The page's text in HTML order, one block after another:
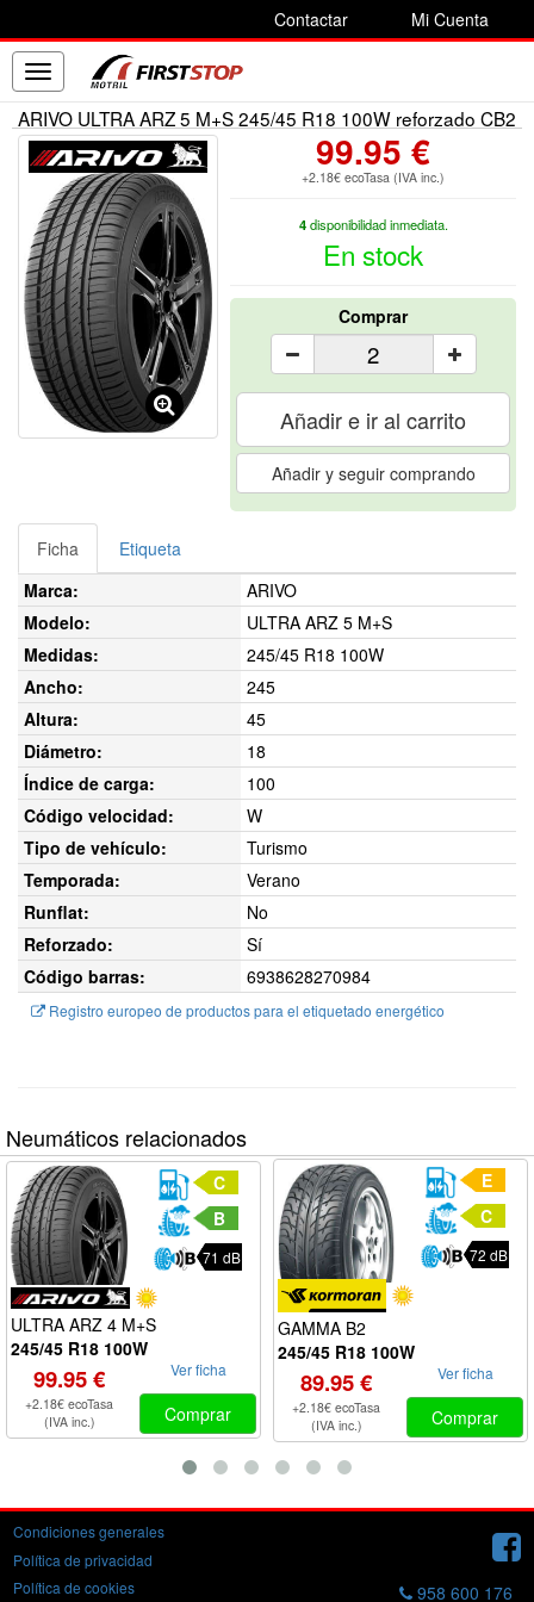
Contactar Mi Cuenta
Toggle
navigation
ARIVO ULTRA ARZ 5 M+S 245/45 R18 100W reforzado CB2
99.95 €
+2.18€ ecoTasa (IVA inc.)
4disponibilidad inmediata.
En stock
Comprar
Añadir e ir al carrito
Añadir y seguir comprando
Ficha
Etiqueta
Marca:
ARIVO
Modelo:
ULTRA ARZ 5 M+S
Medidas:
245/45 R18 100W
Ancho:
245
Altura:
45
Diámetro:
18
Índice de carga:
100
Código velocidad:
W
Tipo de vehículo:
Turismo
Temporada:
Verano
Runflat:
No
Reforzado:
Sí
Código barras:
6938628270984
Registro europeo de productos para el etiquetado energético
Neumáticos relacionados
C
B
71 dB
ULTRA ARZ 4 M+S
245/45 R18 100W
99.95 €
+2.18€ ecoTasa
(IVA inc.)
Ver ficha
Comprar
E
C
72 dB
GAMMA B2
245/45 R18 100W
89.95 €
+2.18€ ecoTasa
(IVA inc.)
Ver ficha
Comprar
Condiciones generales
Política de privacidad
Política de cookies
958 600 176